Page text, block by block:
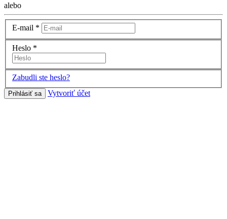
alebo
E-mail *
Heslo *
Zabudli ste heslo?
Prihlásiť sa Vytvoriť účet